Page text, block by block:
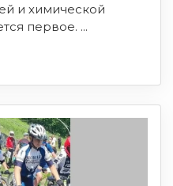
и химической
первое. ...